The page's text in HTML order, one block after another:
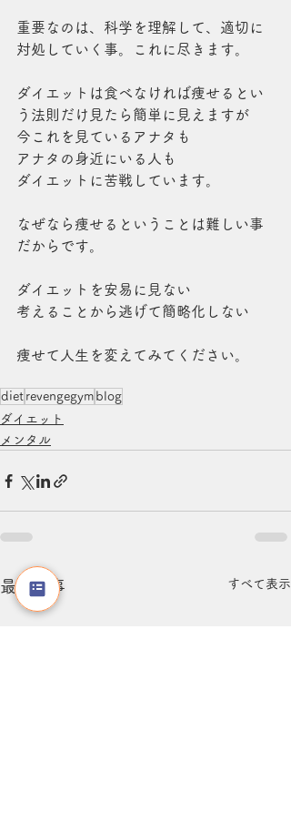
重要なのは、科学を理解して、適切に
対処していく事。これに尽きます。
ダイエットは食べなければ痩せるとい
う法則だけ見たら簡単に見えますが
今これを見ているアナタも
アナタの身近にいる人も
ダイエットに苦戦しています。
なぜなら痩せるということは難しい事
だからです。
ダイエットを安易に見ない
考えることから逃げて簡略化しない
痩せて人生を変えてみてください。
diet revengegym blog
ダイエット
メンタル
最新記事 すべて表示